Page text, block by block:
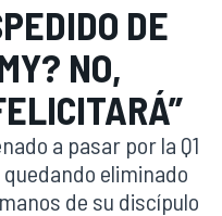
DE
NO,
a pasar por la Q1
eliminado
de su discípulo